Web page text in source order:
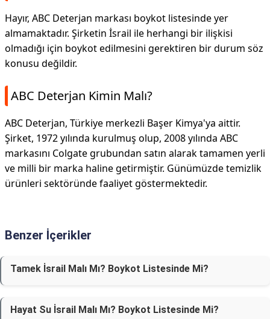
Hayır, ABC Deterjan markası boykot listesinde yer
almamaktadır. Şirketin İsrail ile herhangi bir ilişkisi
olmadığı için boykot edilmesini gerektiren bir durum söz
konusu değildir.
ABC Deterjan Kimin Malı?
ABC Deterjan, Türkiye merkezli Başer Kimya'ya aittir.
Şirket, 1972 yılında kurulmuş olup, 2008 yılında ABC
markasını Colgate grubundan satın alarak tamamen yerli
ve milli bir marka haline getirmiştir. Günümüzde temizlik
ürünleri sektöründe faaliyet göstermektedir.
Benzer İçerikler
Tamek İsrail Malı Mı? Boykot Listesinde Mi?
Hayat Su İsrail Malı Mı? Boykot Listesinde Mi?